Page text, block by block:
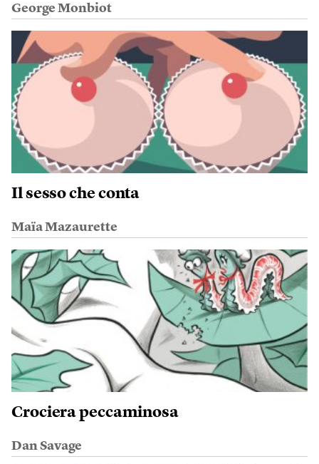
George Monbiot
Il sesso che conta
Maïa Mazaurette
Crociera peccaminosa
Dan Savage